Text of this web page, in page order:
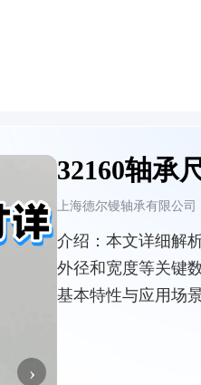
›
32160轴承
上海德尔镘轴承有限公司
介绍： 本文详细解
外径和宽度等关键
基本特性与应用场景